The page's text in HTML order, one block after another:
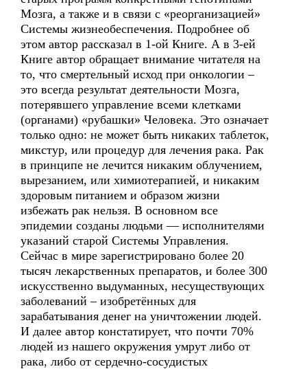
Мозга, а также и в связи с «реорганизацией»
Системы жизнеобеспечения. Подробнее об
этом автор рассказал в 1-ой Книге. А в 3-ей
Книге автор обращает внимание читателя на
то, что смертельный исход при онкологии –
это всегда результат деятельности Мозга,
потерявшего управление всеми клетками
(органами) «рубашки» Человека. Это означает
только одно: не может быть никаких таблеток,
микстур, или процедур для лечения рака. Рак
в принципе не лечится никаким облучением,
вырезанием, или химиотерапией, и никаким
здоровым питанием и образом жизни
избежать рак нельзя. В основном все
эпидемии созданы людьми — исполнителями
указаний старой Системы Управления.
Сейчас в мире зарегистрировано более 20
тысяч лекарственных препаратов, и более 300
искусственно выдуманных, несуществующих
заболеваний – изобретённых для
зарабатывания денег на уничтожении людей.
И далее автор констатирует, что почти 70%
людей из нашего окружения умрут либо от
рака, либо от сердечно-сосудистых